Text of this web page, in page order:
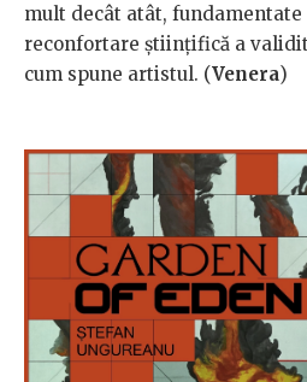
mult decât atât, fundamentate
reconfortare științifică a
cum spune artistul. (Venera)